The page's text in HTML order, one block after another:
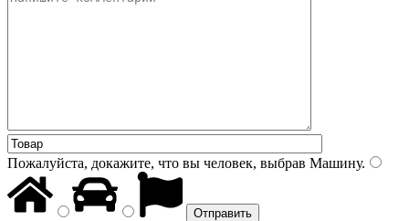
Пожалуйста, докажите, что вы человек, выбрав Машину.